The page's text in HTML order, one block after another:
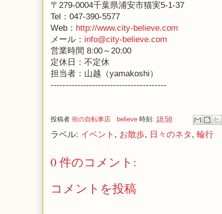
〒279-0004千葉県浦安市猫実5-1-37
Tel：047-390-5577
Web： http://www.city-believe.com
メール： info@city-believe.com
営業時間 8:00～20:00
定休日：不定休
担当者：山越（yamakoshi）
---------------------------------------
投稿者 街の自転車店 believe 時刻: 18:58
ラベル: イベント , お散歩, 日々のネタ , 輪行
0 件のコメント:
コメントを投稿